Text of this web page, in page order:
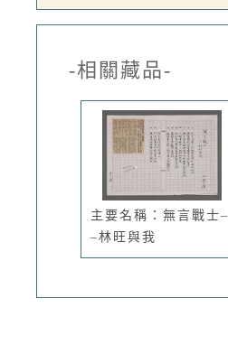
-相關藏品-
主要名稱：無言戰士–
–林旺與我